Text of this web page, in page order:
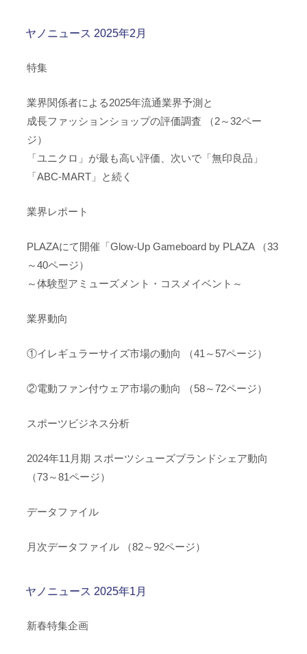
ヤノニュース 2025年2月
特集
業界関係者による2025年流通業界予測と
成長ファッションショップの評価調査 （2～32ペー
ジ）
「ユニクロ」が最も高い評価、次いで「無印良品」
「ABC-MART」と続く
業界レポート
PLAZAにて開催「Glow-Up Gameboard by PLAZA （33
～40ページ）
～体験型アミューズメント・コスメイベント～
業界動向
①イレギュラーサイズ市場の動向 （41～57ページ）
②電動ファン付ウェア市場の動向 （58～72ページ）
スポーツビジネス分析
2024年11月期 スポーツシューズブランドシェア動向
（73～81ページ）
データファイル
月次データファイル （82～92ページ）
ヤノニュース 2025年1月
新春特集企画